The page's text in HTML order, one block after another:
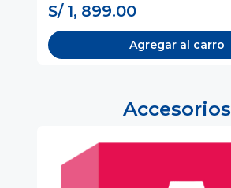
S/ 1, 899.00
Agregar al carro
Accesorios